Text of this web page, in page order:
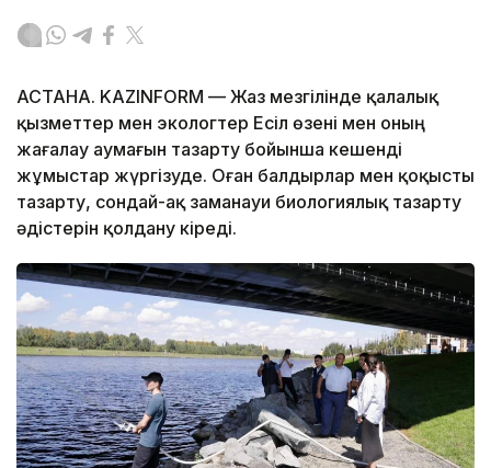
АСТАНА. KAZINFORM — Жаз мезгілінде қалалық
қызметтер мен экологтер Есіл өзені мен оның
жағалау аумағын тазарту бойынша кешенді
жұмыстар жүргізуде. Оған балдырлар мен қоқысты
тазарту, сондай-ақ заманауи биологиялық тазарту
әдістерін қолдану кіреді.